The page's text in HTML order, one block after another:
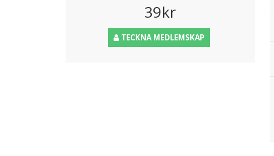
39kr
TECKNA MEDLEMSKAP